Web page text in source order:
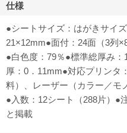
仕様
●シートサイズ：はがきサイ
21×12mm●面付：24面（3列
●白色度：79％●標準総厚み
厚：0．11mm●対応プリンタ
料）、レーザー（カラー／モ
●入数：12シート（288片）●
と掲載